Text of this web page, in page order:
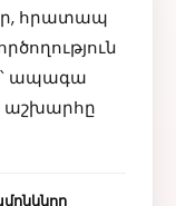
հրատապ
ապագա
աշխարհը